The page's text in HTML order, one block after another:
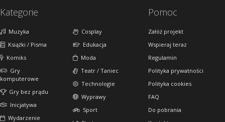
Kategorie
Muzyka
Książki / Pisma
Komiks
Gry
komputerowe
Gry bez prądu
Inicjatywa
Wydarzenie
Cosplay
Edukacja
Moda
Teatr / Taniec
Technologie
Wyprawy
Sport
Pomoc
Załóż projekt
Wspieraj teraz
Regulamin
Polityka prywatności
Polityka cookies
FAQ
Do pobrania